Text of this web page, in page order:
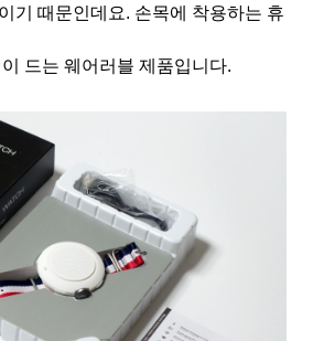
기 때문인데요. 손목에 착용하는 휴
드는 웨어러블 제품입니다.